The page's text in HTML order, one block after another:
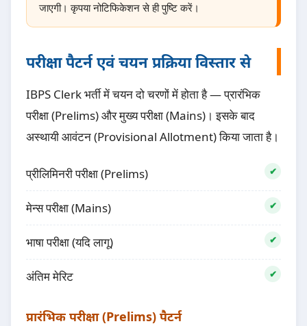
जाएगी। कृपया नोटिफिकेशन से ही पुष्टि करें।
परीक्षा पैटर्न एवं चयन प्रक्रिया विस्तार से
IBPS Clerk भर्ती में चयन दो चरणों में होता है — प्रारंभिक
परीक्षा (Prelims) और मुख्य परीक्षा (Mains)। इसके बाद
अस्थायी आवंटन (Provisional Allotment) किया जाता है।
प्रीलिमिनरी परीक्षा (Prelims)
मेन्स परीक्षा (Mains)
भाषा परीक्षा (यदि लागू)
अंतिम मेरिट
प्रारंभिक परीक्षा (Prelims) पैटर्न